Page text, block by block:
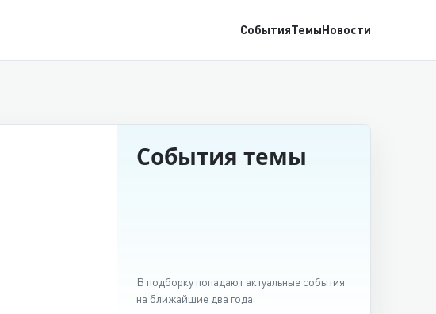
СобытияТемыНовости
События темы
В подборку попадают актуальные события
на ближайшие два года.